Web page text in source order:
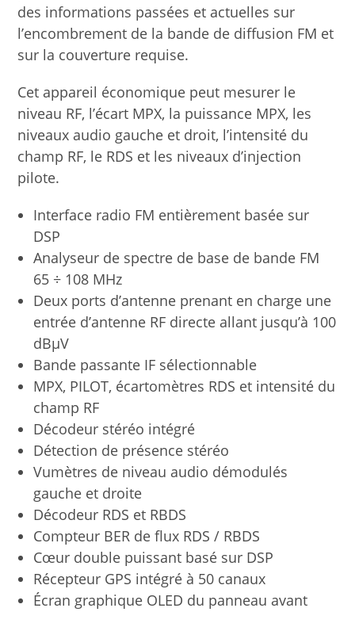
des informations passées et actuelles sur
l’encombrement de la bande de diffusion FM et
sur la couverture requise.
Cet appareil économique peut mesurer le
niveau RF, l’écart MPX, la puissance MPX, les
niveaux audio gauche et droit, l’intensité du
champ RF, le RDS et les niveaux d’injection
pilote.
Interface radio FM entièrement basée sur
DSP
Analyseur de spectre de base de bande FM
65 ÷ 108 MHz
Deux ports d’antenne prenant en charge une
entrée d’antenne RF directe allant jusqu’à 100
dBµV
Bande passante IF sélectionnable
MPX, PILOT, écartomètres RDS et intensité du
champ RF
Décodeur stéréo intégré
Détection de présence stéréo
Vumètres de niveau audio démodulés
gauche et droite
Décodeur RDS et RBDS
Compteur BER de flux RDS / RBDS
Cœur double puissant basé sur DSP
Récepteur GPS intégré à 50 canaux
Écran graphique OLED du panneau avant